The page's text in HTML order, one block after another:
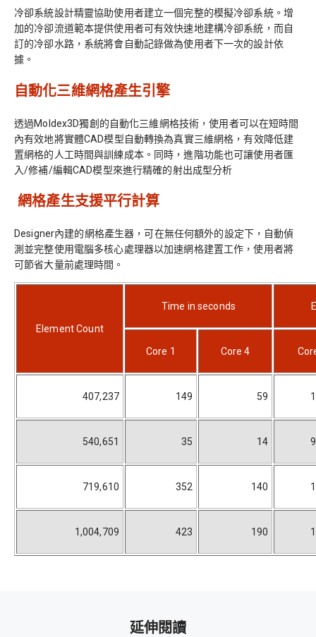
冷卻系統設計精靈協助使用者建立一個完整的模擬冷卻系統。增
加的冷卻流道範本提供使用者可有效快速地建構冷卻系統，而自
訂的冷卻水路，系統將會自動記錄做為使用者下一次的設計依
據。
自動化三維網格產生引擎
透過Moldex3D獨創的自動化三維網格技術，使用者可以在短時間
內有效地將實體CAD模型自動轉換為真實三維網格，有效降低建
置網格的人工時間與訓練成本。同時，進階功能也可讓使用者匯
入/修補/編輯CAD模型來進行精確的射出成型分析
網格產生支援平行計算
Designer內建的網格產生器，可在無任何額外的設定下，自動偵
測並完整使用電腦多核心處理器以加速網格建置工作，使用者將
可節省大量前處理時間。
Element Count
Time in seconds
Core 1 Core 4
407,237 149 59
540,651 35 14
719,610 352 140
1,004,709 423 190
延伸閱讀